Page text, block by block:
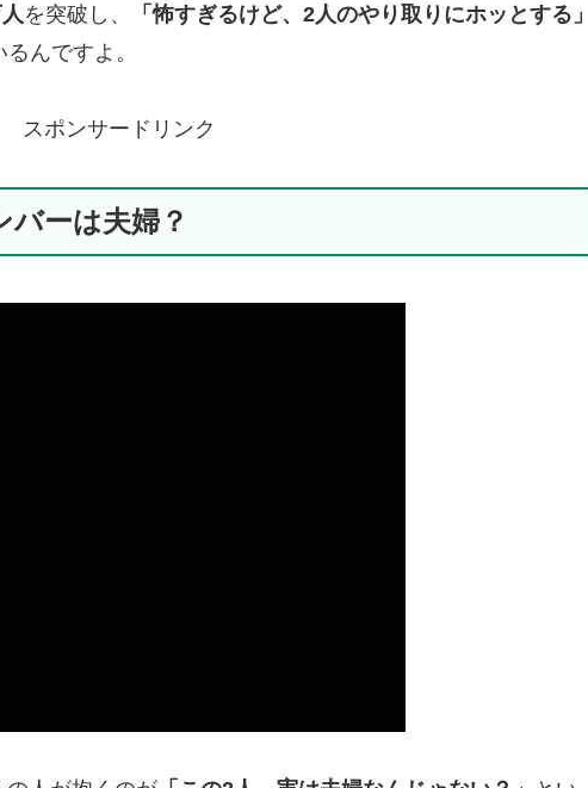
を突破し、
「怖すぎるけど、2人のやり取りにホッとする」
んですよ。
スポンサードリンク
バーは夫婦？